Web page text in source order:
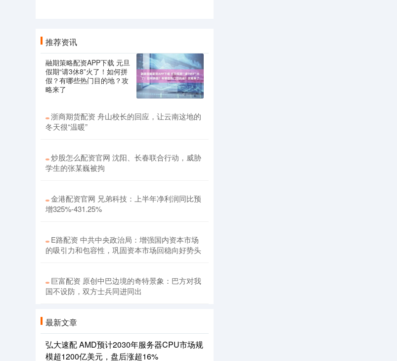
推荐资讯
融期策略配资APP下载 元旦
假期“请3休8”火了！如何拼
假？有哪些热门目的地？攻
略来了
浙商期货配资 舟山校长的回应，让云南这地的
冬天很“温暖”
炒股怎么配资官网 沈阳、长春联合行动，威胁
学生的张某巍被拘
金港配资官网 兄弟科技：上半年净利润同比预
增325%-431.25%
E路配资 中共中央政治局：增强国内资本市场
的吸引力和包容性，巩固资本市场回稳向好势头
巨富配资 原创中巴边境的奇特景象：巴方对我
国不设防，双方士兵同进同出
最新文章
弘大速配 AMD预计2030年服务器CPU市场规
模超1200亿美元，盘后涨超16%